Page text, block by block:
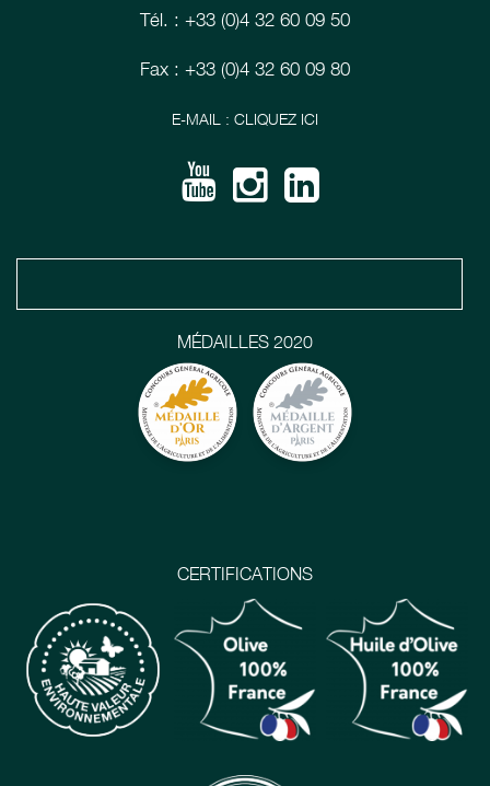
CERTIFICATIONS
MÉDAILLES 2020
Tél. : +33 (0)4 32 60 09 50
Fax : +33 (0)4 32 60 09 80
E-MAIL : CLIQUEZ ICI